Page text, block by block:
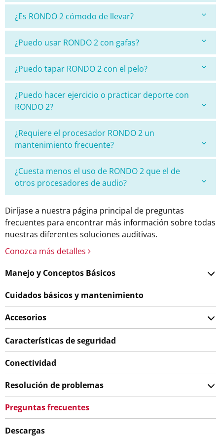
¿Es RONDO 2 cómodo de llevar?
¿Puedo usar RONDO 2 con gafas?
¿Puedo tapar RONDO 2 con el pelo?
¿Puedo hacer ejercicio o practicar deporte con
RONDO 2?
¿Requiere el procesador RONDO 2 un
mantenimiento frecuente?
¿Cuesta menos el uso de RONDO 2 que el de
otros procesadores de audio?
Diríjase a nuestra página principal de preguntas
frecuentes para encontrar más información sobre todas
nuestras diferentes soluciones auditivas.
Conozca más detalles
Manejo y Conceptos Básicos
Cuidados básicos y mantenimiento
Accesorios
Características de seguridad
Conectividad
Resolución de problemas
Preguntas frecuentes
Descargas